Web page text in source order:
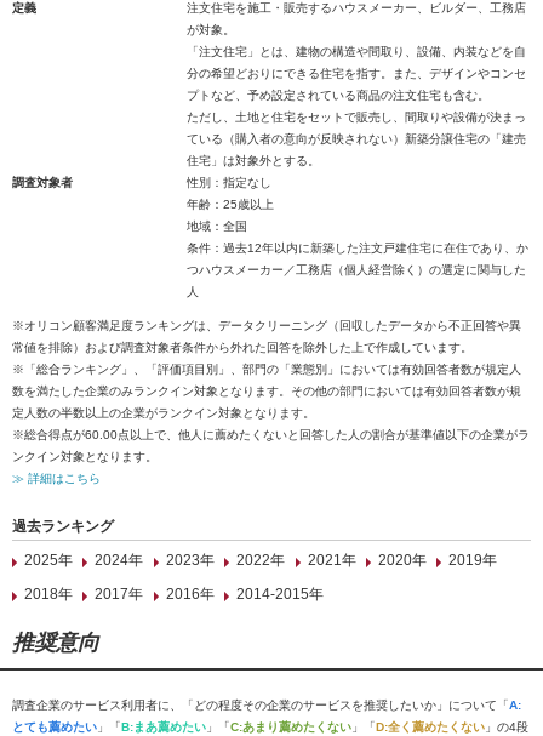
定義
注文住宅を施工・販売するハウスメーカー、ビルダー、工務店
が対象。
「注文住宅」とは、建物の構造や間取り、設備、内装などを自
分の希望どおりにできる住宅を指す。また、デザインやコンセ
プトなど、予め設定されている商品の注文住宅も含む。
ただし、土地と住宅をセットで販売し、間取りや設備が決まっ
ている（購入者の意向が反映されない）新築分譲住宅の「建売
住宅」は対象外とする。
調査対象者
性別：指定なし
年齢：25歳以上
地域：全国
条件：過去12年以内に新築した注文戸建住宅に在住であり、か
つハウスメーカー／工務店（個人経営除く）の選定に関与した
人
※オリコン顧客満足度ランキングは、データクリーニング（回収したデータから不正回答や異
常値を排除）および調査対象者条件から外れた回答を除外した上で作成しています。
※「総合ランキング」、「評価項目別」、部門の「業態別」においては有効回答者数が規定人
数を満たした企業のみランクイン対象となります。その他の部門においては有効回答者数が規
定人数の半数以上の企業がランクイン対象となります。
※総合得点が60.00点以上で、他人に薦めたくないと回答した人の割合が基準値以下の企業がラ
ンクイン対象となります。
≫ 詳細はこちら
過去ランキング
2025年
2024年 2023年 2022年 2021年 2020年
2019年
2018年
2017年 2016年 2014-2015年
推奨意向
調査企業のサービス利用者に、「どの程度その企業のサービスを推奨したいか」について「A:
とても薦めたい 」「B:まあ薦めたい 」「C:あまり薦めたくない 」「D:全く薦めたくない 」の4段